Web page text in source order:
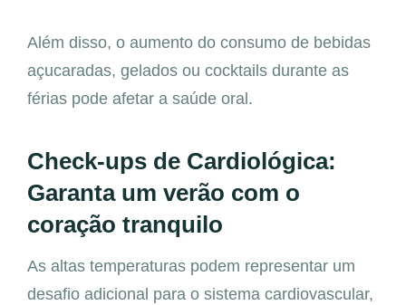
Além disso, o aumento do consumo de bebidas
açucaradas, gelados ou cocktails durante as
férias pode afetar a saúde oral.
Check-ups de Cardiológica:
Garanta um verão com o
coração tranquilo
As altas temperaturas podem representar um
desafio adicional para o sistema cardiovascular,